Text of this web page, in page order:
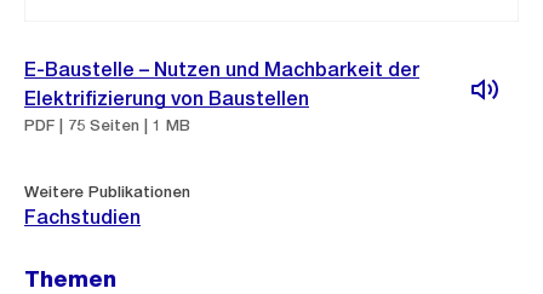
E-Baustelle – Nutzen und Machbarkeit der
Elektrifizierung von Baustellen
PDF | 75 Seiten | 1 MB
Weitere Publikationen
Fachstudien
Themen